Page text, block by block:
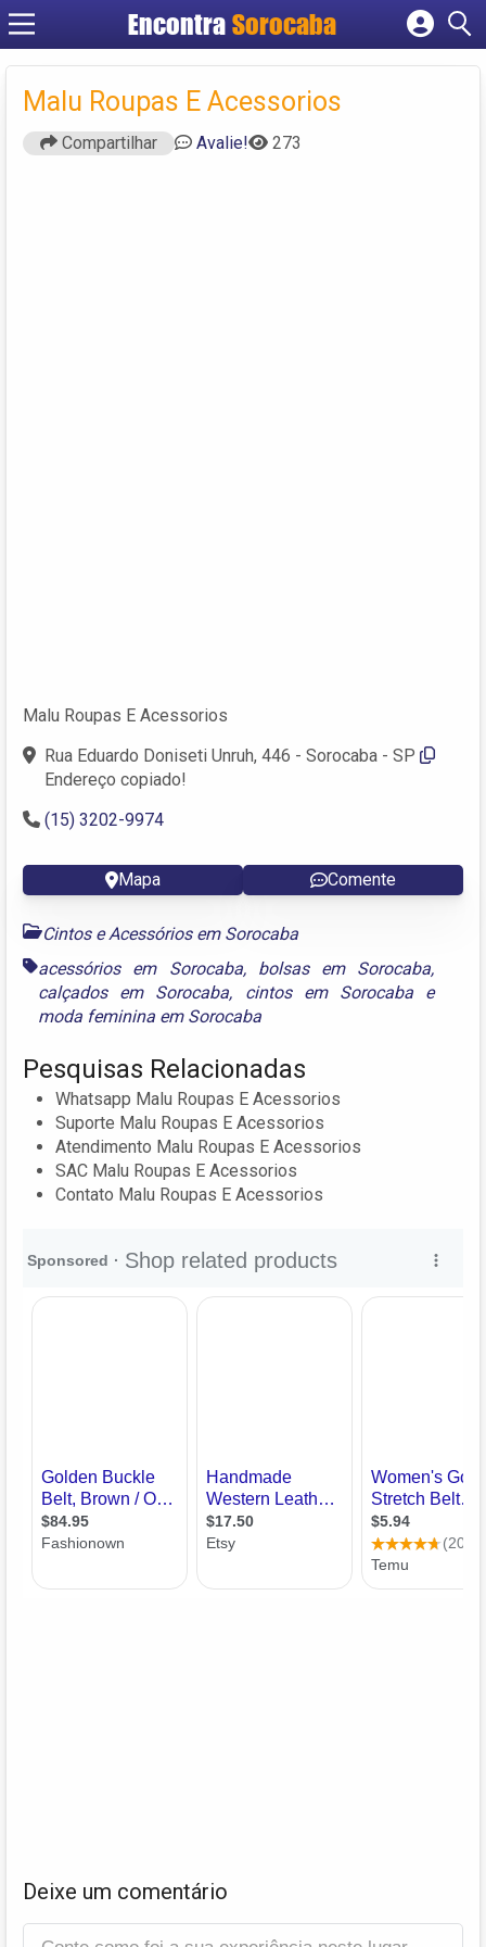
EncontraSorocaba
Cadastrar empresa
Criar conta
Malu Roupas E Acessorios
Compartilhar Avalie! 273
Malu Roupas E Acessorios
Rua Eduardo Doniseti Unruh, 446 - Sorocaba - SP
Endereço copiado!
(15) 3202-9974
Mapa Comente
Cintos e Acessórios em Sorocaba
acessórios em Sorocaba, bolsas em Sorocaba,
calçados em Sorocaba, cintos em Sorocaba e
moda feminina em Sorocaba
Pesquisas Relacionadas
Whatsapp Malu Roupas E Acessorios
Suporte Malu Roupas E Acessorios
Atendimento Malu Roupas E Acessorios
SAC Malu Roupas E Acessorios
Contato Malu Roupas E Acessorios
Deixe um comentário